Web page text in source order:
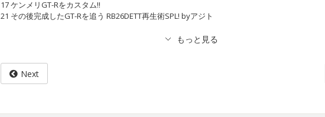
17 ケンメリGT-Rをカスタム!!
21 その後完成したGT-Rを追う RB26DETT再生術SPL! byアジト
Next